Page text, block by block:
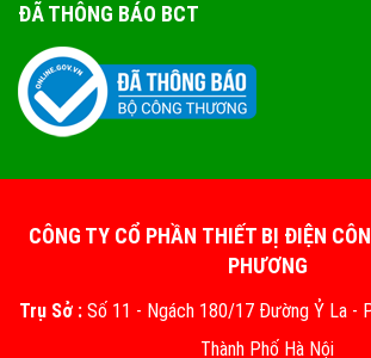
ĐÃ THÔNG BÁO BCT
CÔNG TY CỔ PHẦN THIẾT BỊ ĐIỆN
PHƯƠNG
Trụ Sở : Số 11 - Ngách 180/17 Đường Ỷ La -
Thành Phố Hà Nội